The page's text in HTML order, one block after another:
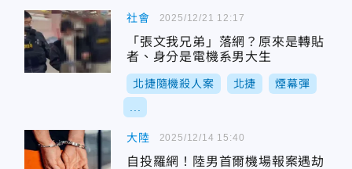
社會
「張文我兄弟」落網？原來是轉貼
者、身分是電機系男大生
北捷隨機殺人案 北捷 煙幕彈
2025/12/21 12:17
大陸
自投羅網！陸男首爾機場報案遇劫
2025/12/14 15:40